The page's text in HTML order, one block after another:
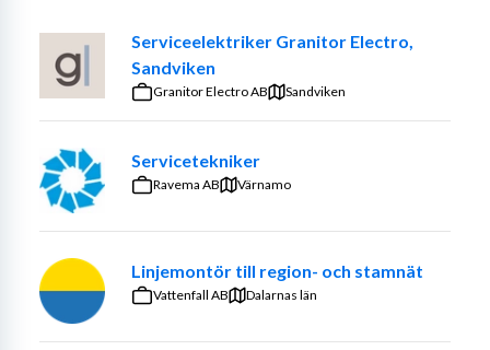
Serviceelektriker Granitor Electro,
Sandviken
Granitor Electro AB Sandviken
Servicetekniker
Ravema AB Värnamo
Linjemontör till region- och stamnät
Vattenfall AB Dalarnas län